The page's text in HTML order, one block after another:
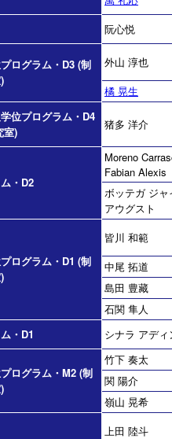
阮心悦
ログラム・D3 (制
外山 淳也
橘 晃生
位プログラム・D4
室)
猪多 洋介
・D2
Moreno
Fabian Alexis
ボッテガ ジャ
アウグスト
ログラム・D1 (制
皆川 和範
中尾 拓道
島田 豊藏
石関 隼人
・D1
シナラ アディ
ログラム・M2 (制
竹下 奏太
関 陽介
嶺山 晃希
上田 陸斗